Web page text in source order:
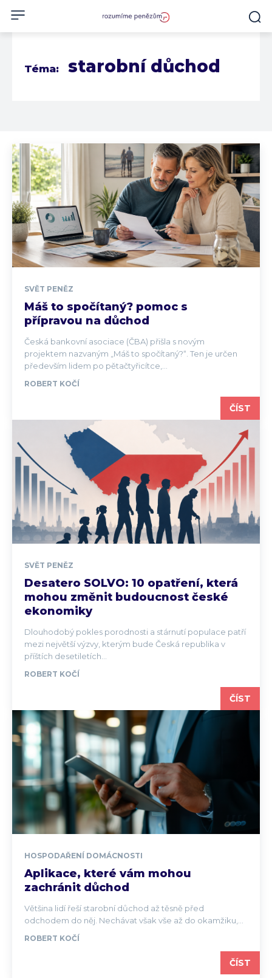
Téma: starobní důchod
SVĚT PENĚZ
Máš to spočítaný? pomoc s
přípravou na důchod
Česká bankovní asociace (ČBA) přišla s novým
projektem nazvaným „Máš to spočítaný?“. Ten je určen
především lidem po pětačtyřicítce,...
ROBERT KOČÍ
ČÍST
SVĚT PENĚZ
Desatero SOLVO: 10 opatření, která
mohou změnit budoucnost české
ekonomiky
Dlouhodobý pokles porodnosti a stárnutí populace patří
mezi největší výzvy, kterým bude Česká republika v
příštích desetiletích...
ROBERT KOČÍ
ČÍST
HOSPODAŘENÍ DOMÁCNOSTI
Aplikace, které vám mohou
zachránit důchod
Většina lidí řeší starobní důchod až těsně před
odchodem do něj. Nechávat však vše až do okamžiku,...
ROBERT KOČÍ
ČÍST